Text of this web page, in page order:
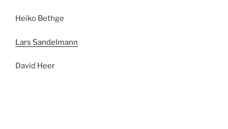
Heiko Bethge
Lars Sandelmann
David Heer